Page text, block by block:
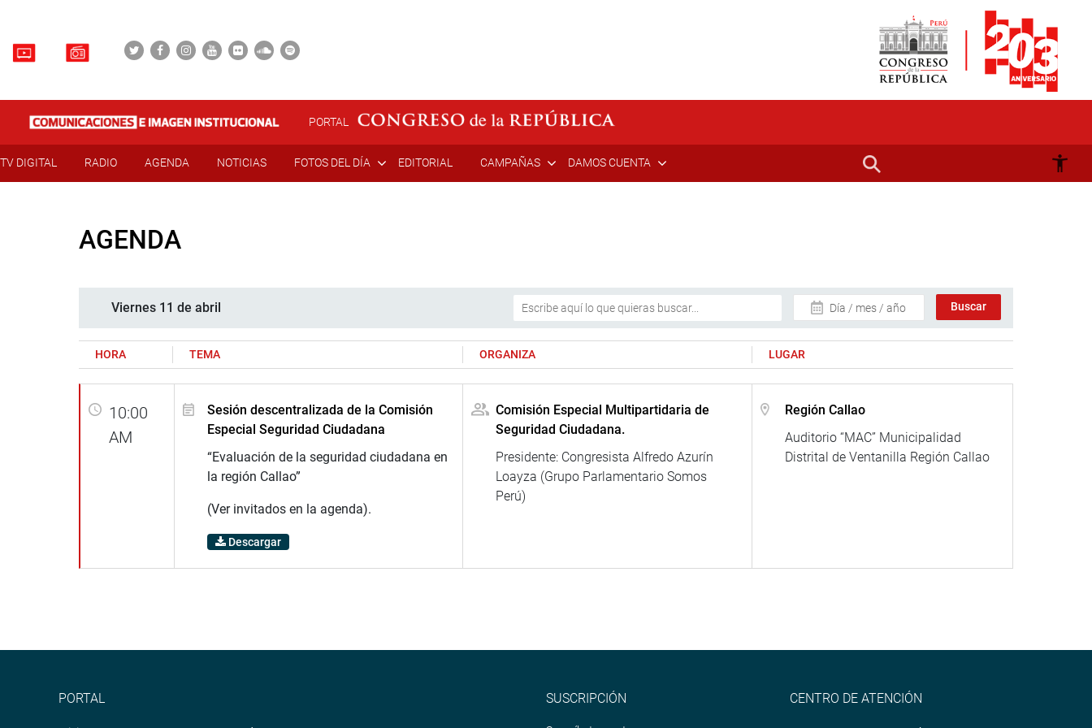
PORTAL
TV DIGITAL RADIO AGENDA NOTICIAS FOTOS DEL DÍA EDITORIAL CAMPAÑAS DAMOS CUENTA
AGENDA
Viernes 11 de abril Día / mes / año
HORA TEMA ORGANIZA LUGAR
10:00
AM
Sesión descentralizada de la Comisión
Especial Seguridad Ciudadana
“Evaluación de la seguridad ciudadana en
la región Callao”
(Ver invitados en la agenda).
Descargar
Comisión Especial Multipartidaria de
Seguridad Ciudadana.
Presidente: Congresista Alfredo Azurín
Loayza (Grupo Parlamentario Somos
Perú)
Región Callao
Auditorio “MAC” Municipalidad
Distrital de Ventanilla Región Callao
PORTAL SUSCRIPCIÓN CENTRO DE ATENCIÓN